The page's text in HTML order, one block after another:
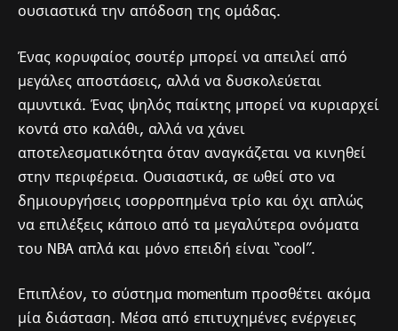
ουσιαστικά την απόδοση της ομάδας.
Ένας κορυφαίος σουτέρ μπορεί να απειλεί από
μεγάλες αποστάσεις, αλλά να δυσκολεύεται
αμυντικά. Ένας ψηλός παίκτης μπορεί να κυριαρχεί
κοντά στο καλάθι, αλλά να χάνει
αποτελεσματικότητα όταν αναγκάζεται να κινηθεί
στην περιφέρεια. Ουσιαστικά, σε ωθεί στο να
δημιουργήσεις ισορροπημένα τρίο και όχι απλώς
να επιλέξεις κάποιο από τα μεγαλύτερα ονόματα
του NBA απλά και μόνο επειδή είναι “cool”.
Επιπλέον, το σύστημα momentum προσθέτει ακόμα
μία διάσταση. Μέσα από επιτυχημένες ενέργειες